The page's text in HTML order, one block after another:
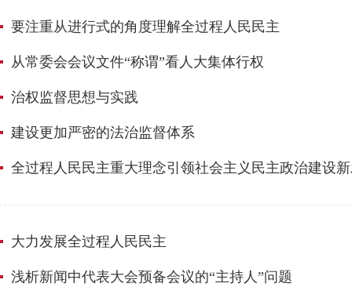
要注重从进行式的角度理解全过程人民民主
​从常委会会议文件“称谓”看人大集体行权
治权监督思想与实践
建设更加严密的法治监督体系
全过程人民民主重大理念引领社会主义民主政治建设
大力发展全过程人民民主
​浅析新闻中代表大会预备会议的“主持人”问题